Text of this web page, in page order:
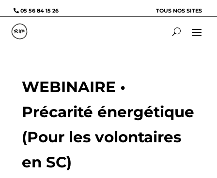
05 56 84 15 26 TOUS NOS SITES
WEBINAIRE •
Précarité énergétique
(Pour les volontaires
en SC)